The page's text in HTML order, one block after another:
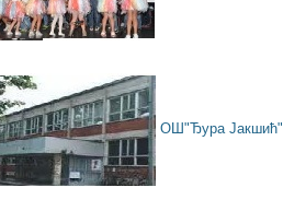
ОШ"Ђура Јакшић"